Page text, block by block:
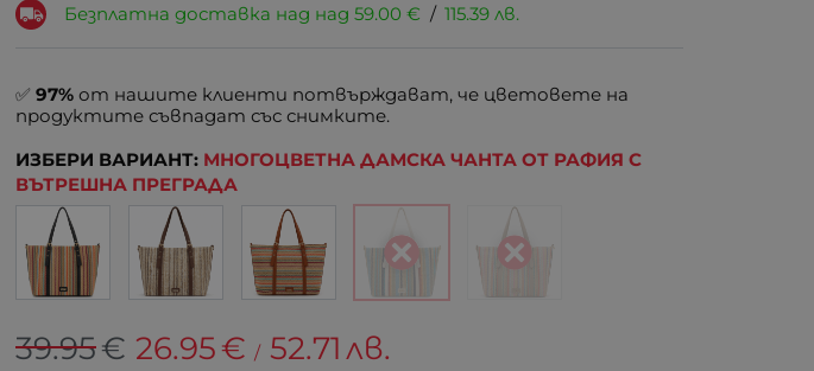
Безплатна доставка над над59.00 € / 115.39 лв.
✅ 97% от нашите клиенти потвърждават, че цветовете на
продуктите съвпадат със снимките.
ИЗБЕРИ ВАРИАНТ: МНОГОЦВЕТНА ДАМСКА ЧАНТА ОТ РАФИЯ С
ВЪТРЕШНА ПРЕГРАДА
39.95€ 26.95€ / 52.71лв.